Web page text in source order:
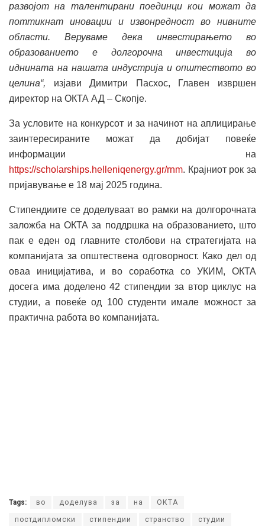
развојот на талентирани поединци кои можат да
поттикнат иновации и извонредност во нивните
области. Веруваме дека инвестирањето во
образованието е долгорочна инвестиција во
иднината на нашата индустрија и општеството во
целина“, изјави Димитри Пасхос, Главен извршен
директор на ОКТА АД – Скопје.
За условите на конкурсот и за начинот на аплицирање
заинтересираните можат да добијат повеќе
информации на
https://scholarships.helleniqenergy.gr/rnm. Крајниот рок за
пријавување е 18 мај 2025 година.
Стипендиите се доделуваат во рамки на долгорочната
заложба на ОКТА за поддршка на образованието, што
пак е еден од главните столбови на стратегијата на
компанијата за општествена одговорност. Како дел од
оваа иницијатива, и во соработка со УКИМ, ОКТА
досега има доделено 42 стипендии за втор циклус на
студии, а повеќе од 100 студенти имале можност за
практична работа во компанијата.
Tags: во доделува за на ОКТА
постдипломски стипендии странство студии